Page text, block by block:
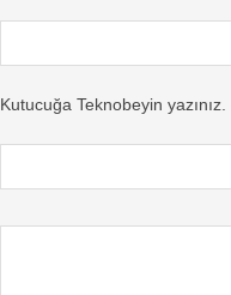
Kutucuğa Teknobeyin yazınız.